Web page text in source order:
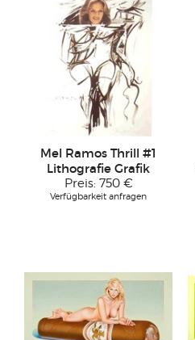
Mel Ramos Thrill #1
Lithografie Grafik
Preis: 750 €
Verfügbarkeit anfragen